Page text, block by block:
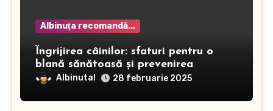
Albinuţa recomandă...
Îngrijirea câinilor: sfaturi pentru o
blană sănătoasă și prevenirea
dermatitei
Albinuta! 28 februarie 2025